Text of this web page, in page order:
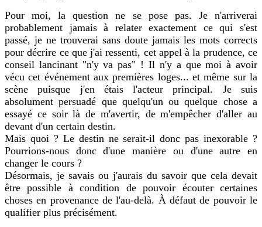
Pour moi, la question ne se pose pas. Je n'arriverai
probablement jamais à relater exactement ce qui s'est
passé, je ne trouverai sans doute jamais les mots corrects
pour décrire ce que j'ai ressenti, cet appel à la prudence, ce
conseil lancinant "n'y va pas" ! Il n'y a que moi à avoir
vécu cet événement aux premières loges... et même sur la
scène puisque j'en étais l'acteur principal. Je suis
absolument persuadé que quelqu'un ou quelque chose a
essayé ce soir là de m'avertir, de m'empêcher d'aller au
devant d'un certain destin.
Mais quoi ? Le destin ne serait-il donc pas inexorable ?
Pourrions-nous donc d'une manière ou d'une autre en
changer le cours ?
Désormais, je savais ou j'aurais du savoir que cela devait
être possible à condition de pouvoir écouter certaines
choses en provenance de l'au-delà. À défaut de pouvoir le
qualifier plus précisément.